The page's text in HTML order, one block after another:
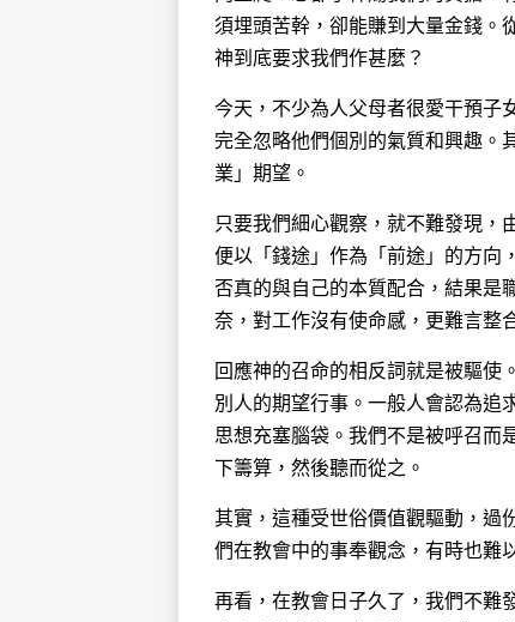
須埋頭苦幹，卻能賺到大量金錢。
神到底要求我們作甚麼？
今天，不少為人父母者很愛干預子
完全忽略他們個別的氣質和興趣。
業」期望。
只要我們細心觀察，就不難發現，
便以「錢途」作為「前途」的方向
否真的與自己的本質配合，結果是
奈，對工作沒有使命感，更難言整
回應神的召命的相反詞就是被驅使
別人的期望行事。一般人會認為追
思想充塞腦袋。我們不是被呼召而
下籌算，然後聽而從之。
其實，這種受世俗價值觀驅動，過
們在教會中的事奉觀念，有時也難
再看，在教會日子久了，我們不難